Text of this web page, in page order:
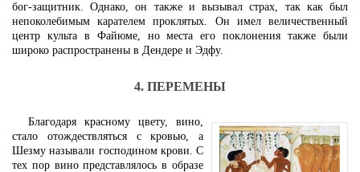
бог-защитник. Однако, он также и вызывал страх, так как был
непоколебимым карателем проклятых. Он имел величественный
центр культа в Файюме, но места его поклонения также были
широко распространены в Дендере и Эдфу.
4. ПЕРЕМЕНЫ
Благодаря красному цвету, вино,
стало отождествляться с кровью, а
Шезму называли господином крови. С
тех пор вино представлялось в образе